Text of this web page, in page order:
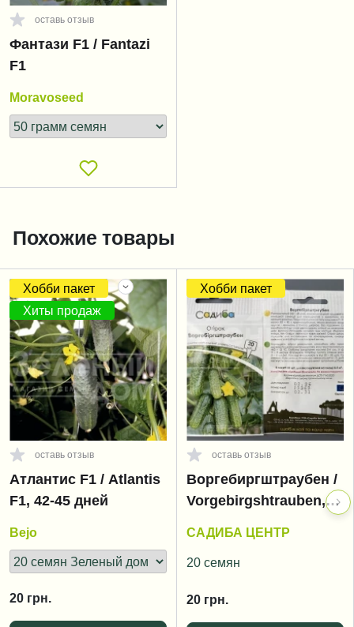
оставь отзыв
Фантази F1 / Fantazi
F1
Moravoseed
Похожие товары
Хобби пакет
Хиты продаж
оставь отзыв
Атлантис F1 / Atlantis
F1, 42-45 дней
Bejo
20 грн.
Хобби пакет
оставь отзыв
Воргебиргштраубен /
Vorgebirgshtrauben,
САДИБА ЦЕНТР
20 семян
20 грн.